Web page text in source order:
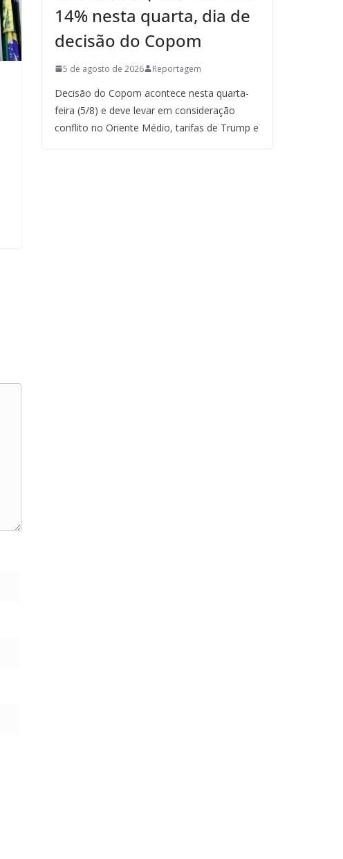
14% nesta quarta, dia de
decisão do Copom
5 de agosto de 2026 Reportagem
Decisão do Copom acontece nesta quarta-
feira (5/8) e deve levar em consideração
conflito no Oriente Médio, tarifas de Trump e